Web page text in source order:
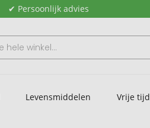
✔ Persoonlijk advies
Levensmiddelen Vrije tijd